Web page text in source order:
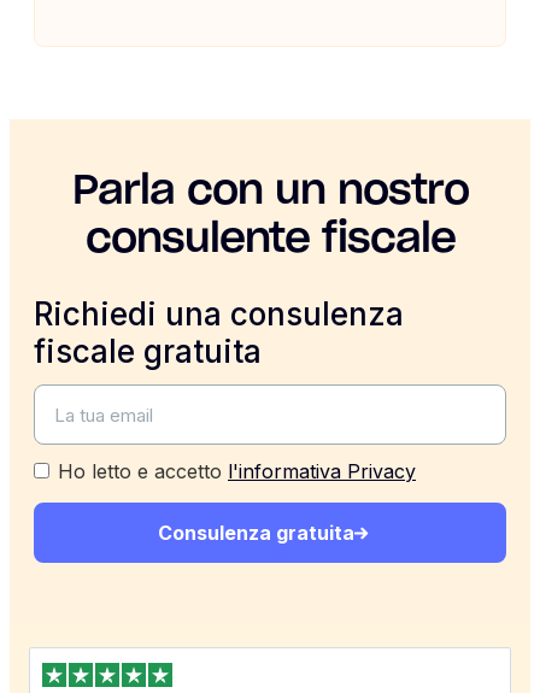
Parla con un nostro
consulente fiscale
Richiedi una consulenza
fiscale gratuita
Ho letto e accetto l'informativa Privacy
Consulenza gratuita